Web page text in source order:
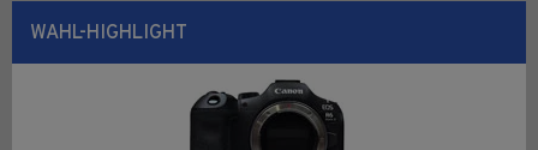
WAHL-HIGHLIGHT